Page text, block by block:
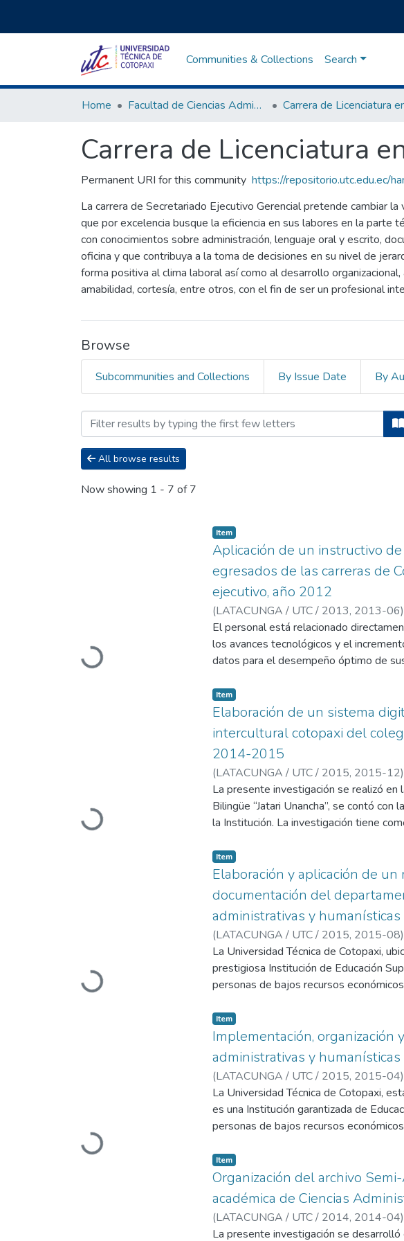
Communities & Collections Search
Home Facultad de Ciencias Administrativas y Humanísticas
Carrera de Licenciatura
Permanent URI for this community https://repositorio.utc.edu.ec/
La carrera de Secretariado Ejecutivo Gerencial pretende cambiar
que por excelencia busque la eficiencia en sus labores en la parte
con conocimientos sobre administración, lenguaje oral y escrito,
oficina y que contribuya a la toma de decisiones en su nivel de
forma positiva al clima laboral así como al desarrollo
amabilidad, cortesía, entre otros, con el fin de ser un profesional
Browse
Subcommunities and Collections By Issue Date By
Browsing Carrera de Licenciatura en
All browse results
Now showing 1 - 7 of 7
Loading...
Item
Aplicación de un instructivo
egresados de las carreras de
ejecutivo, año 2012
(LATACUNGA / UTC / 2013, 2013-06
El personal está relacionado
los avances tecnológicos y el
datos para el desempeño óptimo de
Loading...
Item
Elaboración de un sistema
intercultural cotopaxi del
2014-2015
(LATACUNGA / UTC / 2015, 2015-12)
La presente investigación se realizó
Bilingüe “Jatari Unancha”, se contó
la Institución. La investigación tiene
estudiantes de primero y segundo de
bachillerato se va manipulando
Loading...
Item
Elaboración y aplicación de
documentación del
administrativas y
(LATACUNGA / UTC / 2015, 2015-08)
Vargas, Nelly Patricia
La Universidad Técnica de Cotopaxi,
prestigiosa Institución de Educación
personas de bajos recursos
El Manual de Organización y Archivo,
Departamento de Planificación
directa con el archivo de
permitir un acceso más rápido y eficaz
sirvió de guía para las secretarias y el
documental y nuevas formas de
Loading...
Item
Implementación, organización
administrativas y
(LATACUNGA / UTC / 2015, 2015-04)
Zambrano Estrella, Martha Francisca
La Universidad Técnica de Cotopaxi,
es una Institución garantizada de
personas de bajos recursos
La implementación, organización y
innovadoras, para el del Departamento
de la Universidad Técnica de Cotopaxi,
digitalización excelente, eficaz; ésta
Item
Organización del archivo
académica de Ciencias
(LATACUNGA / UTC / 2014, 2014-04)
Vargas, Nelly Patricia
La presente investigación se